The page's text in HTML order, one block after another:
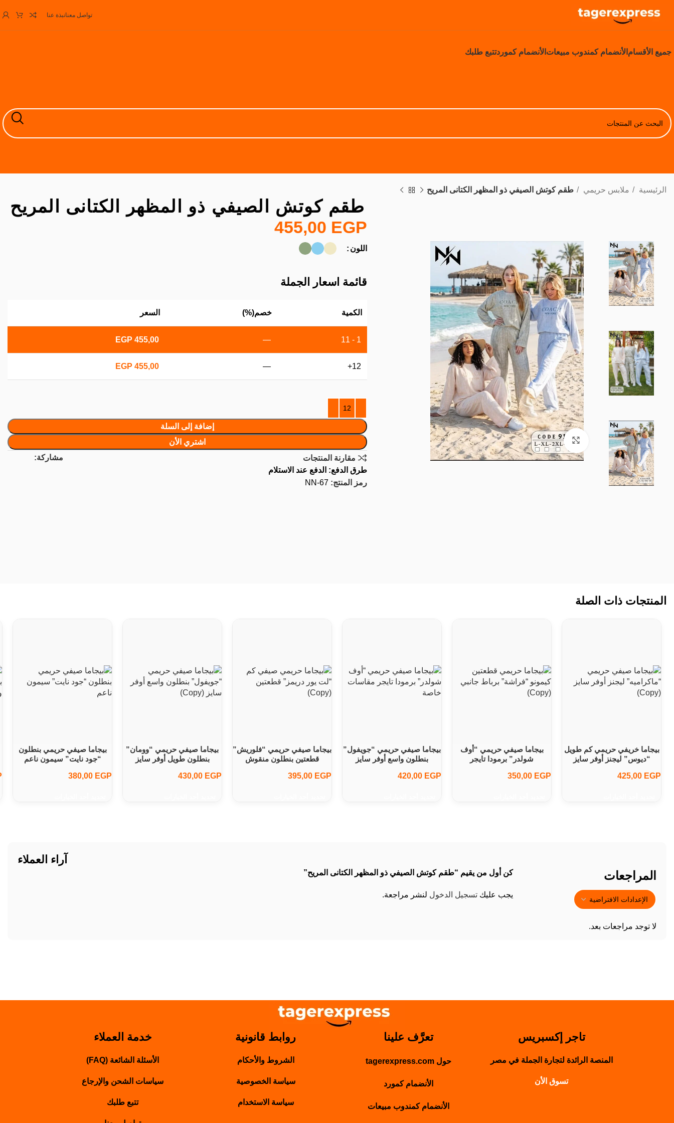
تواصل معنانبذة عنا
جميع الأقسام الأنضمام كمندوب مبيعات الأنضمام كموردتتبع طلبك
الرئيسية ملابس حريمي طقم كوتش الصيفي ذو المظهر الكتانى المريح
Click to enlarge
طقم كوتش الصيفي ذو المظهر الكتانى المريح
455,00 EGP
اللون
قائمة اسعار الجملة
الكمية خصم(%) السعر
1 - 11
—
455,00
EGP
12+
—
455,00
EGP
إضافة إلى السلة
اشتري الأن
مقارنة المنتجات
مشاركة:
طرق الدفع: الدفع عند الاستلام
رمز المنتج: NN-67
المنتجات ذات الصلة
بيجاما خريفي حريمي كم طويل
“ديوس” ليجنز أوفر سايز
425,00 EGP
بيجاما صيفي حريمي “أوف
شولدر” برمودا تايجر
350,00 EGP
بيجاما صيفي حريمي “جويفول”
بنطلون واسع أوفر سايز
420,00 EGP
بيجاما صيفي حريمي “فلوريش”
قطعتين بنطلون منقوش
395,00 EGP
بيجاما صيفي حريمي “وومان”
بنطلون طويل أوفر سايز
430,00 EGP
بيجاما صيفي حريمي بنطلون
“جود نايت” سيمون ناعم
380,00 EGP
آراء العملاء
المراجعات
لا توجد مراجعات بعد.
كن أول من يقيم “طقم كوتش الصيفي ذو المظهر الكتانى المريح”
يجب عليك تسجيل الدخول لنشر مراجعة.
تاجر إكسبريس
المنصة الرائدة لتجارة الجملة في مصر
تسوق الأن
تعرَّف علينا
حول tagerexpress.com
الأنضمام كمورد
الأنضمام كمندوب مبيعات
روابط قانونية
الشروط والأحكام
سياسة الخصوصية
سياسة الاستخدام
خدمة العملاء
الأسئلة الشائعة (FAQ)
سياسات الشحن والإرجاع
تتبع طلبك
WhatsApp